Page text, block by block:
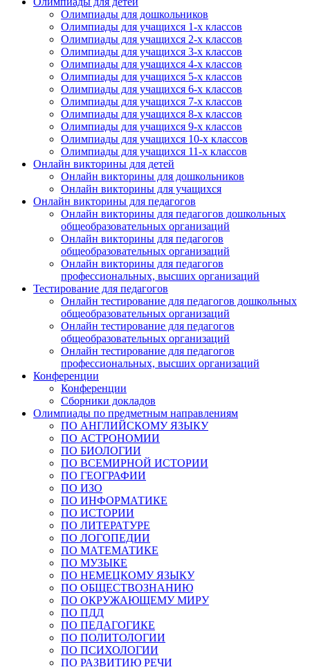
Олимпиады для дошкольников
Олимпиады для учащихся 1-х классов
Олимпиады для учащихся 2-х классов
Олимпиады для учащихся 3-х классов
Олимпиады для учащихся 4-х классов
Олимпиады для учащихся 5-х классов
Олимпиады для учащихся 6-х классов
Олимпиады для учащихся 7-х классов
Олимпиады для учащихся 8-х классов
Олимпиады для учащихся 9-х классов
Олимпиады для учащихся 10-х классов
Олимпиады для учащихся 11-х классов
Онлайн викторины для детей
Онлайн викторины для дошкольников
Онлайн викторины для учащихся
Онлайн викторины для педагогов
Онлайн викторины для педагогов дошкольных
общеобразовательных организаций
Онлайн викторины для педагогов
общеобразовательных организаций
Онлайн викторины для педагогов
профессиональных, высших организаций
Тестирование для педагогов
Онлайн тестирование для педагогов дошкольных
общеобразовательных организаций
Онлайн тестирование для педагогов
общеобразовательных организаций
Онлайн тестирование для педагогов
профессиональных, высших организаций
Конференции
Конференции
Сборники докладов
Олимпиады по предметным направлениям
ПО АНГЛИЙСКОМУ ЯЗЫКУ
ПО АСТРОНОМИИ
ПО БИОЛОГИИ
ПО ВСЕМИРНОЙ ИСТОРИИ
ПО ГЕОГРАФИИ
ПО ИЗО
ПО ИНФОРМАТИКЕ
ПО ИСТОРИИ
ПО ЛИТЕРАТУРЕ
ПО ЛОГОПЕДИИ
ПО МАТЕМАТИКЕ
ПО МУЗЫКЕ
ПО НЕМЕЦКОМУ ЯЗЫКУ
ПО ОБЩЕСТВОЗНАНИЮ
ПО ОКРУЖАЮЩЕМУ МИРУ
ПО ПДД
ПО ПЕДАГОГИКЕ
ПО ПОЛИТОЛОГИИ
ПО ПСИХОЛОГИИ
ПО РАЗВИТИЮ РЕЧИ